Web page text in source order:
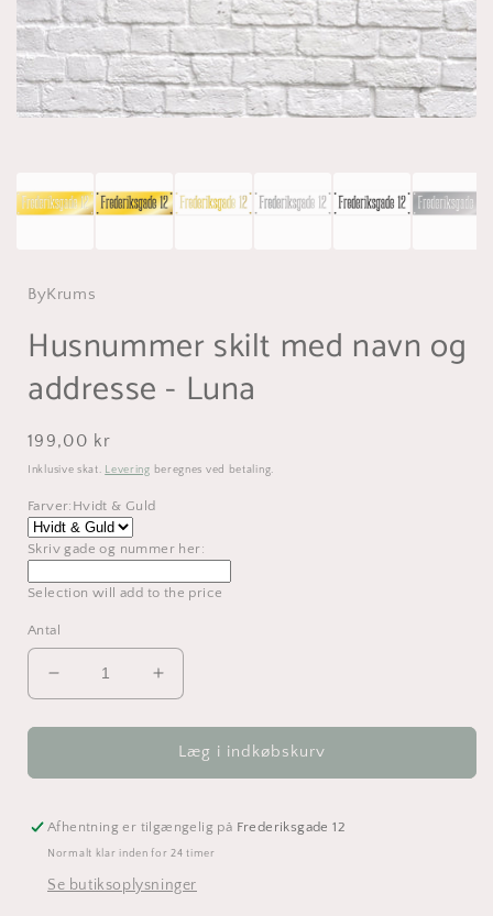
ByKrums
Husnummer skilt med navn og
addresse - Luna
Normalpris
199,00 kr
Inklusive skat. Levering beregnes ved betaling.
Farver: Hvidt & Guld
Skriv gade og nummer her:
Selection will add to the price
Antal
Reducer
antallet
for
skilt
navn
og
-
Øg
antallet
for
Husnummer
skilt
navn
og
-
Læg i indkøbskurv
Afhentning er tilgængelig på Frederiksgade 12
Normalt klar inden for 24 timer
Se butiksoplysninger